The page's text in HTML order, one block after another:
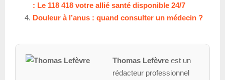
: Le 118 418 votre allié santé disponible 24/7
Douleur à l’anus : quand consulter un médecin ?
Thomas Lefèvreest un
rédacteur professionnel